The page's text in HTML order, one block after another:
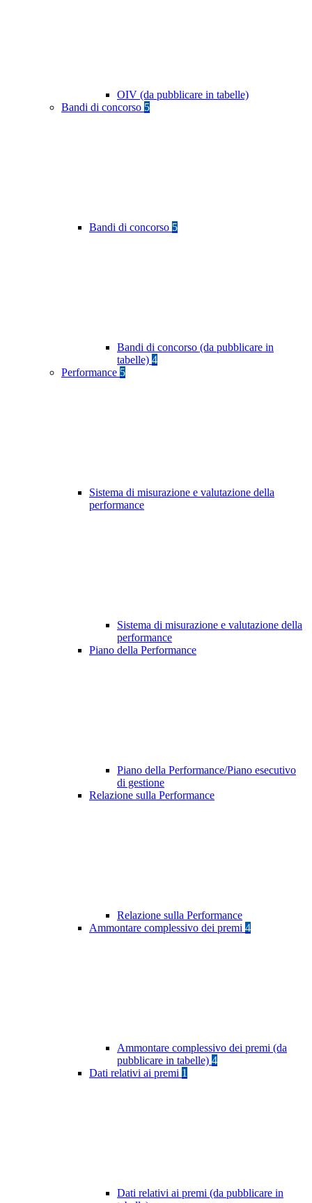
OIV (da pubblicare in tabelle)
Bandi di concorso 5
Bandi di concorso 5
Bandi di concorso (da pubblicare in
tabelle) 4
Performance 5
Sistema di misurazione e valutazione della
performance
Sistema di misurazione e valutazione della
performance
Piano della Performance
Piano della Performance/Piano esecutivo
di gestione
Relazione sulla Performance
Relazione sulla Performance
Ammontare complessivo dei premi 4
Ammontare complessivo dei premi (da
pubblicare in tabelle) 4
Dati relativi ai premi 1
Dati relativi ai premi (da pubblicare in